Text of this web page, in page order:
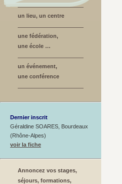
un lieu, un centre
une fédération,
une école …
un événement,
une conférence
Dernier inscrit
Géraldine SOARES, Bourdeaux
(Rhône-Alpes)
voir la fiche
Annoncez vos stages,
séjours, formations,